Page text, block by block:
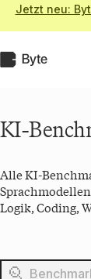
Zum
Inhalt
springen
Jetzt neu:
Byte.de
KI-
Alle KI-
Logik, Coding,